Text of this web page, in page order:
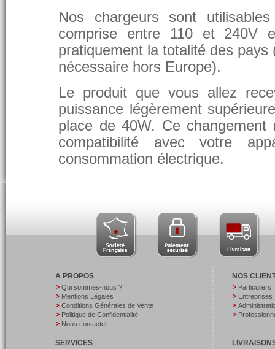
Nos chargeurs sont
comprise entre 110 et 240V
pratiquement la totalité des
nécessaire hors Europe).
Le produit que vous allez
puissance légèrement
place de 40W. Ce
compatibilité avec votre
consommation électrique.
A PROPOS
Qui sommes-nous ?
Mentions Légales
Conditions Générales de Vente
Politique de Confidentialité
Nous contacter
SERVICES
NOS
Particuliers
Entreprises